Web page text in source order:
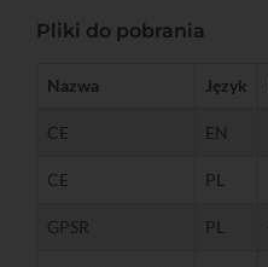
Pliki do pobrania
Nazwa Język
CE EN
CE PL
GPSR PL